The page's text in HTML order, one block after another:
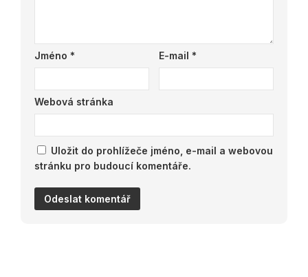
Jméno * E-mail *
Webová stránka
Uložit do prohlížeče jméno, e-mail a webovou
stránku pro budoucí komentáře.